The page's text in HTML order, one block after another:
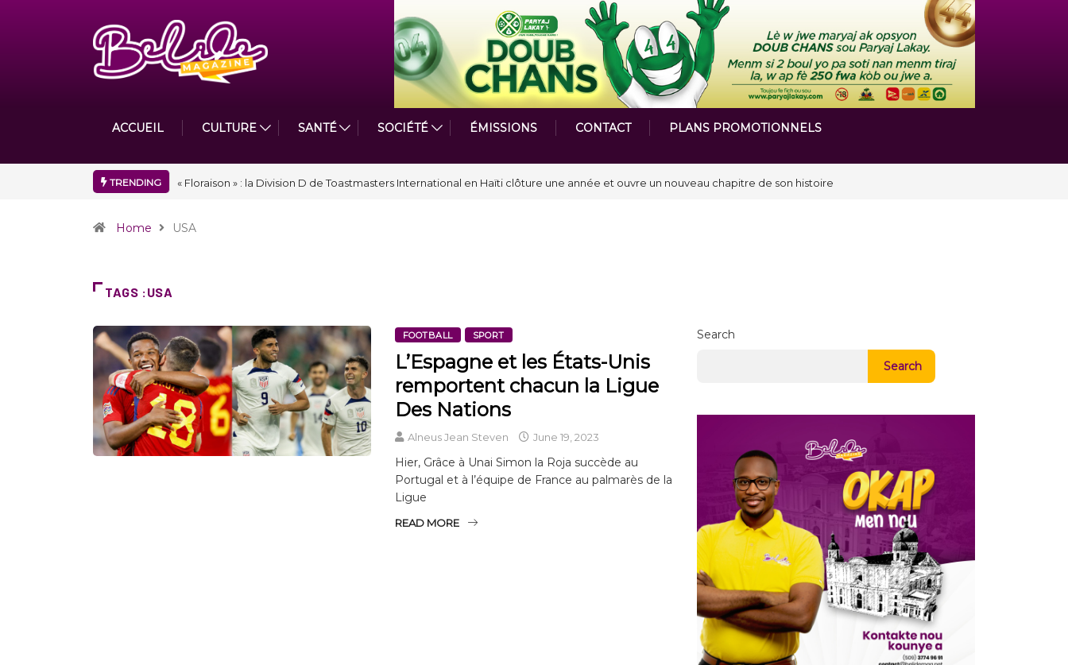
ACCUEIL CULTURE SANTÉ SOCIÉTÉ ÉMISSIONS CONTACT PLANS PROMOTIONNELS
TRENDING Nidger F. Judson Paul récompensé par le Prix de la Plume diplomatique à la SPECQUE 2026
Home USA
TAGS :USA
FOOTBALL SPORT
L’Espagne et les États-Unis
remportent chacun la Ligue
Des Nations
Alneus Jean Steven June 19, 2023
Hier, Grâce à Unai Simon la Roja succède au
Portugal et à l’équipe de France au palmarès de la
Ligue
READ MORE
Search
Search